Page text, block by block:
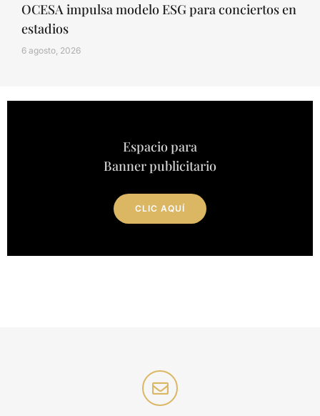
OCESA impulsa modelo ESG para conciertos en
estadios
6 agosto, 2026
Espacio para
Banner publicitario
CLIC AQUÍ